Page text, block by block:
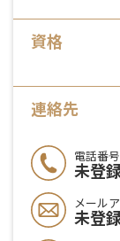
資格
連絡先
電話番号
未登
メール
未登